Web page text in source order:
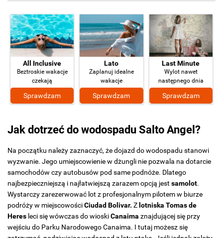
All Inclusive
Beztroskie wakacje
czekają
Sprawdzam
Lato
Zaplanuj idealne
wakacje
Sprawdzam
Last Minute
Wylot nawet
następnego dnia
Sprawdzam
Jak dotrzeć do wodospadu Salto Angel?
Na początku należy zaznaczyć, że dojazd do wodospadu stanowi
wyzwanie. Jego umiejscowienie w dżungli nie pozwala na dotarcie
samochodów czy autobusów pod same podnóże. Dlatego
najbezpieczniejszą i najłatwiejszą zarazem opcją jest samolot.
Wystarczy zarezerwować lot z profesjonalnym pilotem w biurze
podróży w miejscowościCiudad Bolivar. Z lotniska Tomas de
Heres leci się wówczas do wioskiCanaima znajdującej się przy
wejściu do Parku Narodowego Canaima. I tutaj możesz się